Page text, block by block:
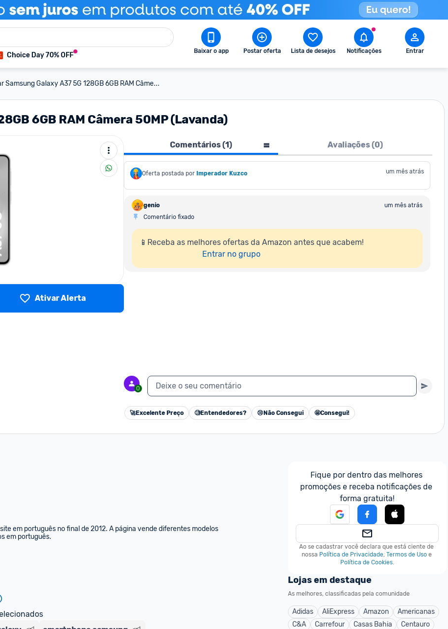
Choice Day 70% OFF Baixar o app Postar oferta Lista de desejos Notificações Entrar
Samsung Galaxy A37 5G 128GB 6GB RAM Câme...
6GB RAM Câmera 50MP (Lavanda)
Ativar Alerta
Comentários (1) Avaliações (0)
Oferta postada por Imperador Kuzco um mês atrás
genio
um mês atrás
Comentário fixado
📱Receba as melhores ofertas da Amazon antes que acabem!
Entrar no grupo
0 Deixe o seu comentário
🚀Excelente Preço 🧐Entendedores? 😢 Não Consegui 🤩Consegui!
em português no final de 2012. A página vende diferentes modelos
em português.
Fique por dentro das melhores
promoções e receba notificações de
forma gratuita!
Ao se cadastrar você declara que está ciente de
nossa Política de Privacidade, Termos de Uso e
Política de Cookies.
Lojas em destaque
As melhores, classificadas pela comunidade
Adidas AliExpress Amazon
Americanas
C&A
Carrefour Casas Bahia
Centauro